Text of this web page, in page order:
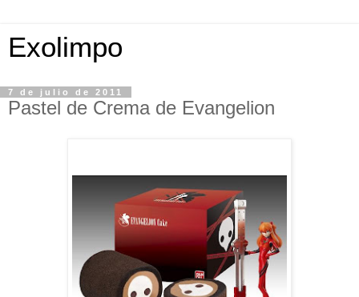
Exolimpo
7 de julio de 2011
Pastel de Crema de Evangelion